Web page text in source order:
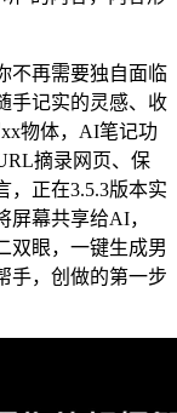
再需要独自面临
手记实的灵感、收
物体，AI笔记功
摘录网页、保
，正在3.5.3版本实
屏幕共享给AI，
双眼，一键生成男
手，创做的第一步